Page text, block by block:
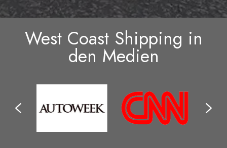
West Coast Shipping in
den Medien